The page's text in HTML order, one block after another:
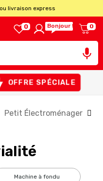
livraison express
0 Bonjour ! 0

OFFRE SPÉCIALE
Petit Électroménager
machine à fondu